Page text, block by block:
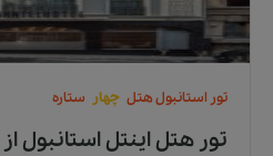
تور استانبولهتل چهار ستاره
تور هتل اینتل استانبولاز